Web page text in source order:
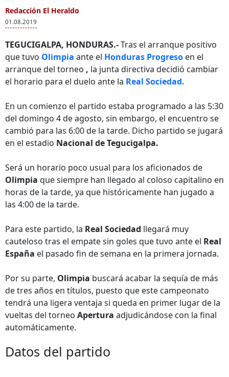
Redacción El Heraldo
01.08.2019
TEGUCIGALPA, HONDURAS.-Tras el arranque positivo
que tuvo Olimpia ante el Honduras Progreso en el
arranque del torneo , la junta directiva decidió cambiar
el horario para el duelo ante la Real Sociedad.
En un comienzo el partido estaba programado a las 5:30
del domingo 4 de agosto, sin embargo, el encuentro se
cambió para las 6:00 de la tarde. Dicho partido se jugará
en el estadio Nacional de Tegucigalpa.
Será un horario poco usual para los aficionados de
Olimpia que siempre han llegado al coloso capitalino en
horas de la tarde, ya que históricamente han jugado a
las 4:00 de la tarde.
Para este partido, la Real Sociedad llegará muy
cauteloso tras el empate sin goles que tuvo ante el Real
España el pasado fin de semana en la primera jornada.
Por su parte, Olimpia buscará acabar la sequía de más
de tres años en títulos, puesto que este campeonato
tendrá una ligera ventaja si queda en primer lugar de la
vueltas del torneo Apertura adjudicándose con la final
automáticamente.
Datos del partido